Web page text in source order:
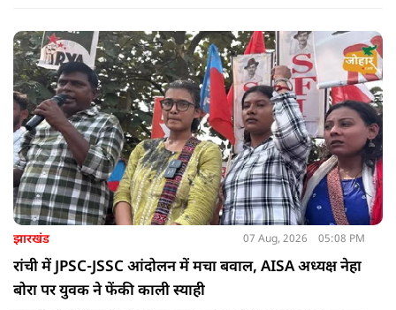
झारखंड 07 Aug, 2026 05:08 PM
रांची में JPSC-JSSC आंदोलन में मचा बवाल, AISA अध्यक्ष नेहा
बोरा पर युवक ने फेंकी काली स्याही